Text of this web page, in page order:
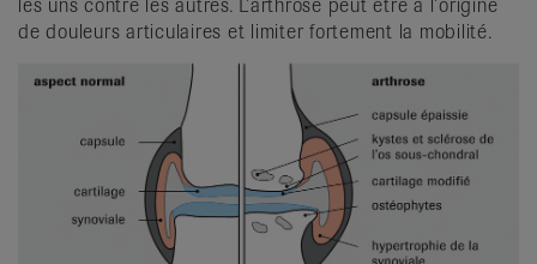
les uns contre les autres. L’arthrose peut être à l’origine
de douleurs articulaires et limiter fortement la mobilité.